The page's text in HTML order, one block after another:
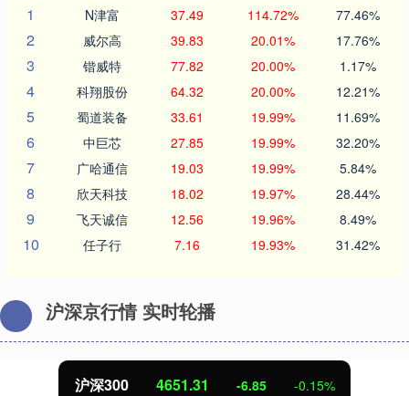
1
N津富 37.49 114.72% 77.46%
2 威尔高 39.83 20.01% 17.76%
3 锴威特 77.82 20.00% 1.17%
4 科翔股份 64.32 20.00% 12.21%
5 蜀道装备 33.61 19.99% 11.69%
6 中巨芯 27.85 19.99% 32.20%
7 广哈通信 19.03 19.99% 5.84%
8 欣天科技 18.02 19.97% 28.44%
9 飞天诚信 12.56 19.96% 8.49%
10 任子行 7.16 19.93% 31.42%
沪深京行情 实时轮播
沪深300 4651.31 -6.85 -0.15%